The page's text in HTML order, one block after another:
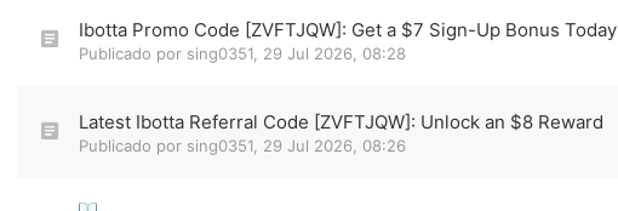
Ibotta Promo Code [ZVFTJQW]: Get a $7 Sign-Up Bonus Today
Publicado por sing0351 29 Jul 2026, 08:28
Latest Ibotta Referral Code [ZVFTJQW]: Unlock an $8 Reward
Publicado por sing0351 29 Jul 2026, 08:26